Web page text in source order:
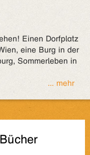
Einen Dorfplatz
eine Burg in der
Sommerleben in
... mehr